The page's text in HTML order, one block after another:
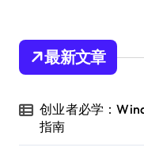
最新文章
创业者必学：
指南